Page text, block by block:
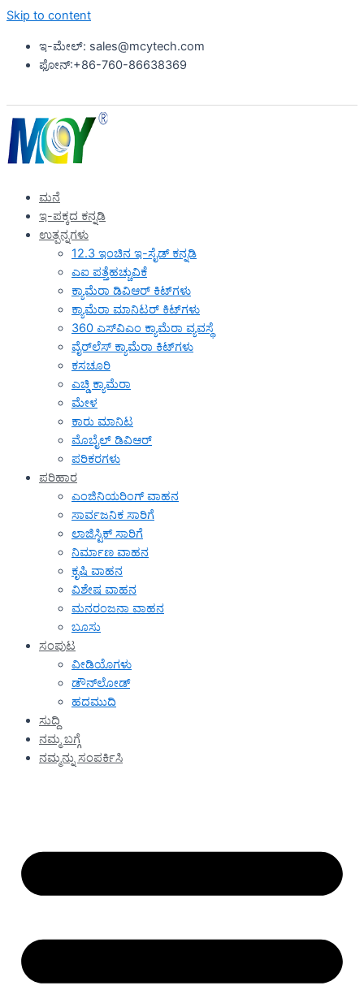
Skip to content
ಇ-ಮೇಲ್: sales@mcytech.com
ಫೋನ್:+86-760-86638369
ಮನೆ
ಇ-ಪಕ್ಕದ ಕನ್ನಡಿ
ಉತ್ಪನ್ನಗಳು
12.3 ಇಂಚಿನ ಇ-ಸೈಡ್ ಕನ್ನಡಿ
ಎಐ ಪತ್ತೆಹಚ್ಚುವಿಕೆ
ಕ್ಯಾಮೆರಾ ಡಿವಿಆರ್ ಕಿಟ್‌ಗಳು
ಕ್ಯಾಮೆರಾ ಮಾನಿಟರ್ ಕಿಟ್‌ಗಳು
360 ಎಸ್‌ವಿಎಂ ಕ್ಯಾಮೆರಾ ವ್ಯವಸ್ಥೆ
ವೈರ್‌ಲೆಸ್ ಕ್ಯಾಮೆರಾ ಕಿಟ್‌ಗಳು
ಕಸಚೂರಿ
ಎಚ್ಡಿ ಕ್ಯಾಮೆರಾ
ಮೇಳ
ಕಾರು ಮಾನಿಟ
ಮೊಬೈಲ್ ಡಿವಿಆರ್
ಪರಿಕರಗಳು
ಪರಿಹಾರ
ಎಂಜಿನಿಯರಿಂಗ್ ವಾಹನ
ಸಾರ್ವಜನಿಕ ಸಾರಿಗೆ
ಲಾಜಿಸ್ಟಿಕ್ ಸಾರಿಗೆ
ನಿರ್ಮಾಣ ವಾಹನ
ಕೃಷಿ ವಾಹನ
ವಿಶೇಷ ವಾಹನ
ಮನರಂಜನಾ ವಾಹನ
ಬೂಸು
ಸಂಪುಟ
ವೀಡಿಯೊಗಳು
ಡೌನ್‌ಲೋಡ್
ಹದಮುದಿ
ಸುದ್ದಿ
ನಮ್ಮ ಬಗ್ಗೆ
ನಮ್ಮನ್ನು ಸಂಪರ್ಕಿಸಿ